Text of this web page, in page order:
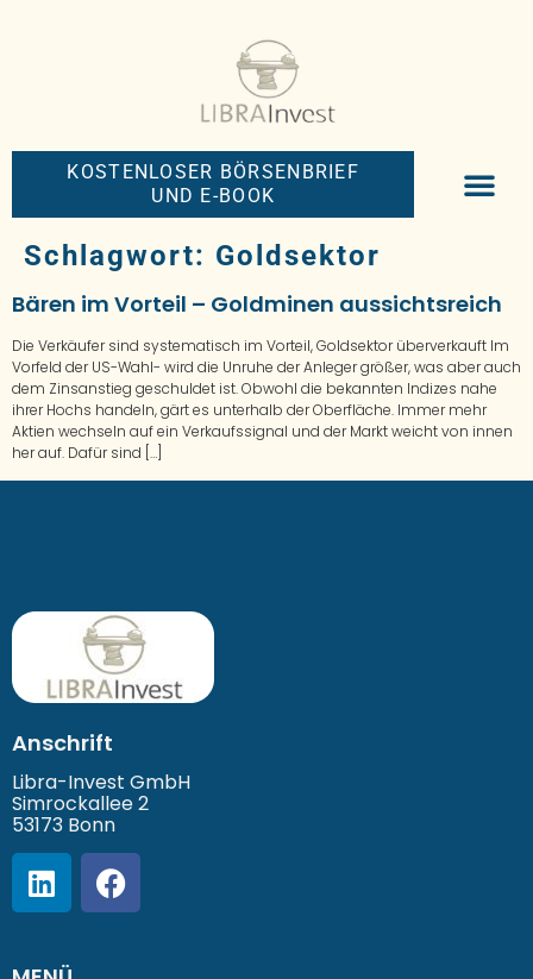
KOSTENLOSER BÖRSENBRIEF
UND E-BOOK
Schlagwort: Goldsektor
Bären im Vorteil – Goldminen aussichtsreich
Die Verkäufer sind systematisch im Vorteil, Goldsektor überverkauft Im
Vorfeld der US-Wahl- wird die Unruhe der Anleger größer, was aber auch
dem Zinsanstieg geschuldet ist. Obwohl die bekannten Indizes nahe
ihrer Hochs handeln, gärt es unterhalb der Oberfläche. Immer mehr
Aktien wechseln auf ein Verkaufssignal und der Markt weicht von innen
her auf. Dafür sind […]
Anschrift
Libra-Invest GmbH
Simrockallee 2
53173 Bonn